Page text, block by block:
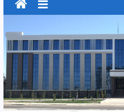
tarmoqlari
korxonasi”
AJ
“Buxoro
hududiy